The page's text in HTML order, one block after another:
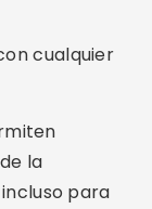
cualquier
la
para